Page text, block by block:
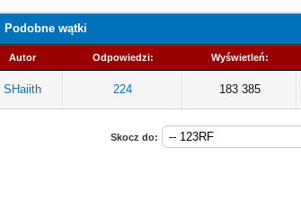
Podobne wątki
Autor Odpowiedzi: Wyświetleń:
SHaiith 224 183 385
Skocz do: